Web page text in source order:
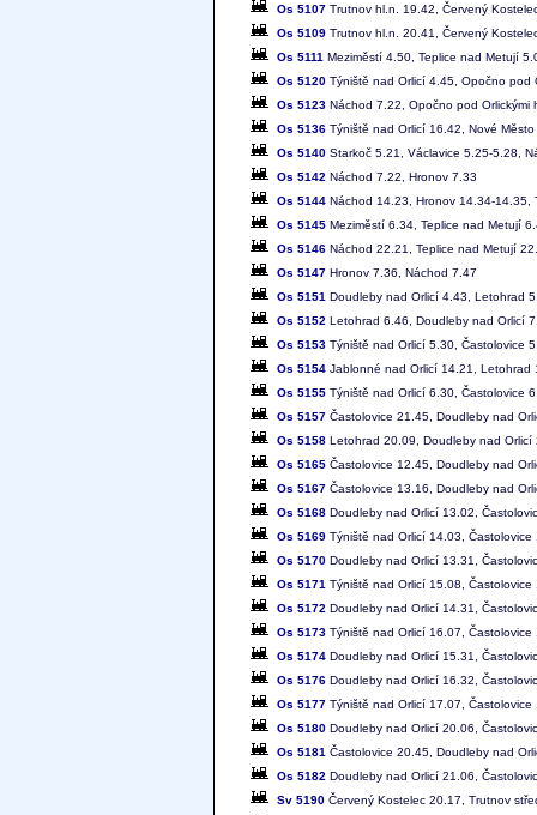
Os 5107 Trutnov hl.n. 19.42, Červený
Os 5109 Trutnov hl.n. 20.41, Červený
Os 5111 Meziměstí 4.50, Teplice nad Metují
Os 5120 Týniště nad Orlicí 4.45, Opočno pod
Os 5123 Náchod 7.22, Opočno pod
Os 5136 Týniště nad Orlicí 16.42, Nové
Os 5140 Starkoč 5.21, Václavice 5.25-5.28,
Os 5142 Náchod 7.22, Hronov 7.33
Os 5144 Náchod 14.23, Hronov 14.34-14.35,
Os 5145 Meziměstí 6.34, Teplice nad Metují
Os 5146 Náchod 22.21, Teplice nad Metují
Os 5147 Hronov 7.36, Náchod 7.47
Os 5151 Doudleby nad Orlicí 4.43, Letohrad
Os 5152 Letohrad 6.46, Doudleby nad Orlicí
Os 5153 Týniště nad Orlicí 5.30, Častolovice
Os 5154 Jablonné nad Orlicí 14.21, Letohrad
Os 5155 Týniště nad Orlicí 6.30, Častolovice
Os 5157 Častolovice 21.45, Doudleby nad
Os 5158 Letohrad 20.09, Doudleby nad Orlicí
Os 5165 Častolovice 12.45, Doudleby nad
Os 5167 Častolovice 13.16, Doudleby nad
Os 5168 Doudleby nad Orlicí 13.02,
Os 5169 Týniště nad Orlicí 14.03,
Os 5170 Doudleby nad Orlicí 13.31,
Os 5171 Týniště nad Orlicí 15.08,
Os 5172 Doudleby nad Orlicí 14.31,
Os 5173 Týniště nad Orlicí 16.07,
Os 5174 Doudleby nad Orlicí 15.31,
Os 5176 Doudleby nad Orlicí 16.32,
Os 5177 Týniště nad Orlicí 17.07,
Os 5180 Doudleby nad Orlicí 20.06,
Os 5181 Častolovice 20.45, Doudleby nad
Os 5182 Doudleby nad Orlicí 21.06,
Sv 5190 Červený Kostelec 20.17, Trutnov